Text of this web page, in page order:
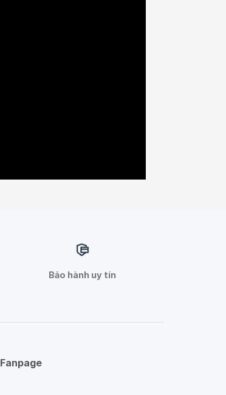
Bảo hành uy tín
Fanpage